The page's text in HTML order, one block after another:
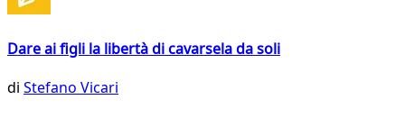
Dare ai figli la libertà di cavarsela da soli
di Stefano Vicari